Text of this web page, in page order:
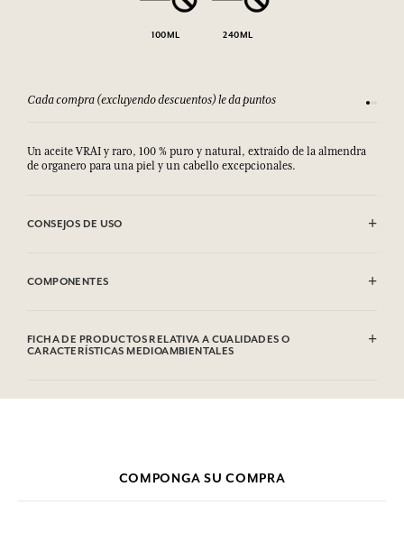
100ML 240ML
Cada compra (excluyendo descuentos) le da puntos
Un aceite VRAI y raro, 100 % puro y natural, extraído de la almendra
de organero para una piel y un cabello excepcionales.
CONSEJOS DE USO
COMPONENTES
Alphalsomethyl Ionone, Citral, Benzyl Salicylate, Eugenol, Geraniol.
Esta lista puede ser objeto de modificaciones. Consultar el embalaje
FICHA DE PRODUCTOS RELATIVA A CUALIDADES O
CARACTERÍSTICAS MEDIOAMBIENTALES
Por favor, consulte las cualidades o características medioambientales
COMPONGA SU COMPRA